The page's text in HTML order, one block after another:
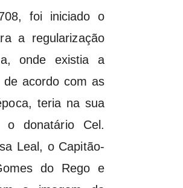
foi iniciado o
a regularização
onde existia a
acordo com as
teria na sua
o donatário Cel.
Leal, o Capitão-
do Rego e